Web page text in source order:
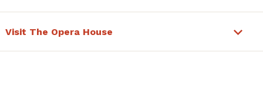
Visit The Opera House